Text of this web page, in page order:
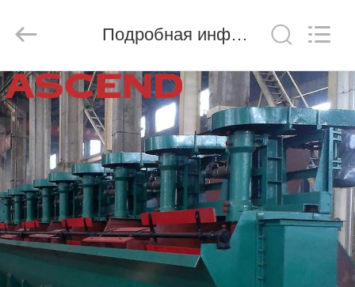
ДОМ
ПРОДУКТЫ
О
НАС
ПУТЕШЕСТВИЕ
Co.,
Reserved.
Подробная информация о продукте